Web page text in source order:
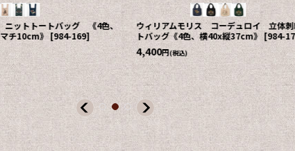
コンパクト
高さ
ウィリアムモリス BOX入りマグ《2柄、径約
9×12×高9cm、容量300ml》[959-055]
1,485円 (税込)
【
泥
ー
[